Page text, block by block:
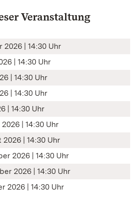
Veranstaltung
2026 | 14:30 Uhr
| 14:30 Uhr
| 14:30 Uhr
| 14:30 Uhr
| 14:30 Uhr
| 14:30 Uhr
| 14:30 Uhr
2026 | 14:30 Uhr
2026 | 14:30 Uhr
2026 | 14:30 Uhr